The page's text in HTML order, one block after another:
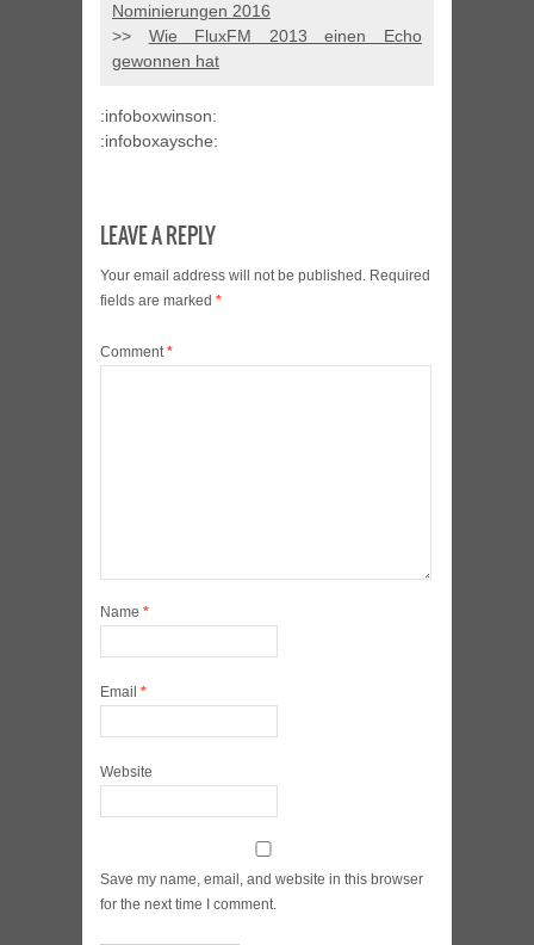
Nominierungen 2016
>> Wie FluxFM 2013 einen Echo
gewonnen hat
:infoboxwinson:
:infoboxaysche:
LEAVE A REPLY
Your email address will not be published. Required
fields are marked *
Comment*
Name *
Email *
Website
Save my name, email, and website in this browser
for the next time I comment.